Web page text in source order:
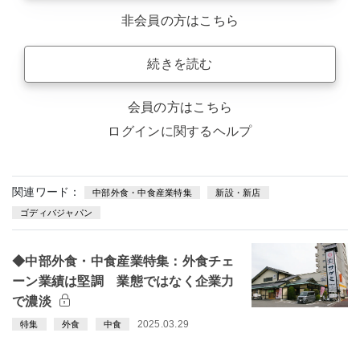
非会員の方はこちら
続きを読む
会員の方はこちら
ログインに関するヘルプ
関連ワード： 中部外食・中食産業特集 新設・新店
ゴディバジャパン
◆中部外食・中食産業特集：外食チェ
ーン業績は堅調 業態ではなく企業力
で濃淡
特集 外食 中食 2025.03.29